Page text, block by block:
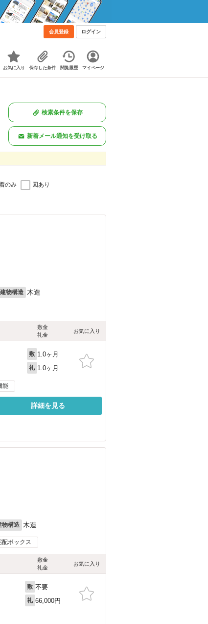
会員登録 ログイン
お気に入り 保存した条件 閲覧履歴 マイページ
検索条件を保存
新着メール通知を受け取る
のみ 図あり
建物構造 木造
敷金
礼金
お気に入り
敷 1.0ヶ月
礼 1.0ヶ月
能
詳細を見る
物構造 木造
配ボックス
敷金
礼金
お気に入り
敷 不要
礼 66,000円